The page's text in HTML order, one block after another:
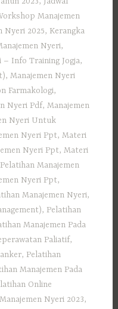
Manajemen
Nyeri 2025, Kerangka
Nyeri,
– Info Training Jogja,
,Manajemen Nyeri
Farmakologi,
Nyeri Pdf,Manajemen
Nyeri Untuk
Nyeri Ppt,Materi
Nyeri Ppt,Materi
Manajemen
Nyeri Ppt,
Manajemen Nyeri,
, Pelatihan
Manajemen Pada
Paliatif,
, Pelatihan
Manajemen Pada
Online
Nyeri 2023,